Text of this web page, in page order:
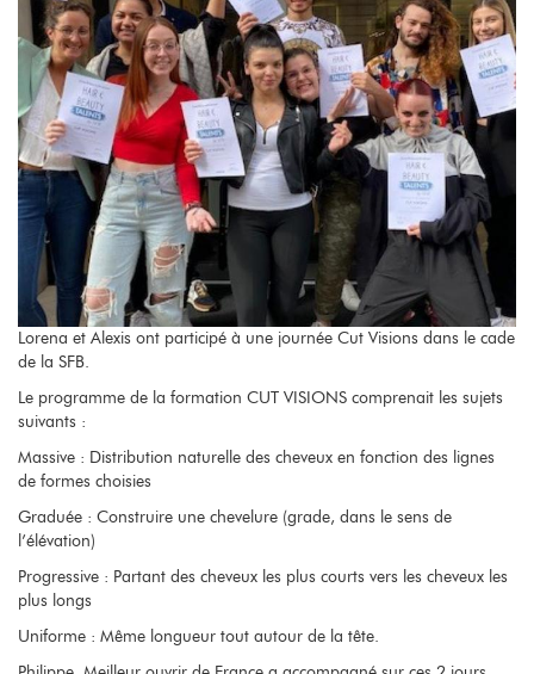
Lorena et Alexis ont participé à une journée Cut Visions dans le cade
de la SFB.
Le programme de la formation CUT VISIONS comprenait les sujets
suivants :
Massive : Distribution naturelle des cheveux en fonction des lignes
de formes choisies
Graduée : Construire une chevelure (grade, dans le sens de
l’élévation)
Progressive : Partant des cheveux les plus courts vers les cheveux les
plus longs
Uniforme : Même longueur tout autour de la tête.